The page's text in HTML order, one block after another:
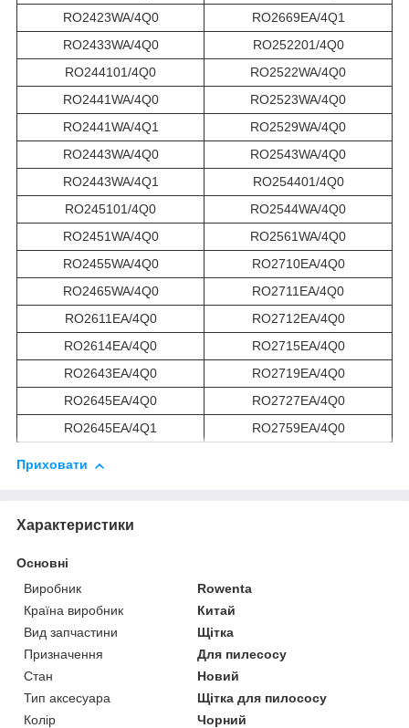
RO2423WA/4Q0
RO2669EA/4Q1
RO2433WA/4Q0
RO252201/4Q0
RO244101/4Q0
RO2522WA/4Q0
RO2441WA/4Q0
RO2523WA/4Q0
RO2441WA/4Q1
RO2529WA/4Q0
RO2443WA/4Q0
RO2543WA/4Q0
RO2443WA/4Q1
RO254401/4Q0
RO245101/4Q0
RO2544WA/4Q0
RO2451WA/4Q0
RO2561WA/4Q0
RO2455WA/4Q0
RO2710EA/4Q0
RO2465WA/4Q0
RO2711EA/4Q0
RO2611EA/4Q0
RO2712EA/4Q0
RO2614EA/4Q0
RO2715EA/4Q0
RO2643EA/4Q0
RO2719EA/4Q0
RO2645EA/4Q0
RO2727EA/4Q0
RO2645EA/4Q1
RO2759EA/4Q0
Приховати
Характеристики
Основні
Виробник
Rowenta
Країна виробник
Китай
Вид запчастини
Щітка
Призначення
Для пилесосу
Стан
Новий
Тип аксесуара
Щітка для пилососу
Колір
Чорний